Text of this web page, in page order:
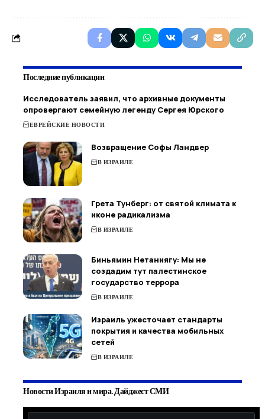
Последние публикации
Исследователь заявил, что архивные документы
опровергают семейную легенду Сергея Юрского
ЕВРЕЙСКИЕ НОВОСТИ
Возвращение Софы Ландвер
В ИЗРАИЛЕ
Грета Тунберг: от святой климата к
иконе радикализма
В ИЗРАИЛЕ
Биньямин Нетаниягу: Мы не
создадим тут палестинское
государство террора
В ИЗРАИЛЕ
Израиль ужесточает стандарты
покрытия и качества мобильных
сетей
В ИЗРАИЛЕ
Новости Израиля и мира. Дайджест СМИ